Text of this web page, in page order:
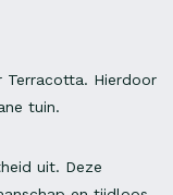
Terracotta. Hierdoor
tuin.
uit. Deze